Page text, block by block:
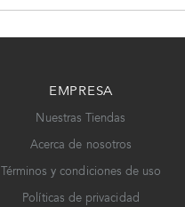
EMPRESA
Nuestras Tiendas
Acerca de nosotros
Términos y condiciones de uso
Políticas de privacidad